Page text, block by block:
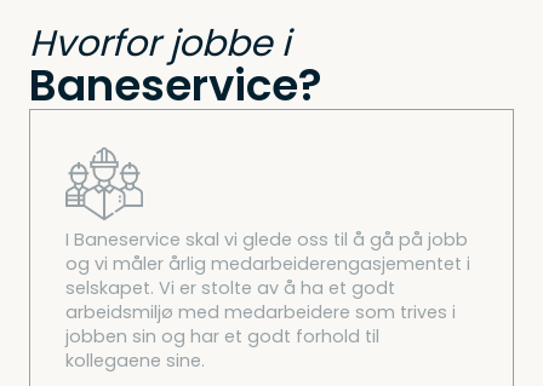
Hvorfor jobbe i
Baneservice?
I Baneservice skal vi glede oss til å gå på jobb
og vi måler årlig medarbeiderengasjementet i
selskapet. Vi er stolte av å ha et godt
arbeidsmiljø med medarbeidere som trives i
jobben sin og har et godt forhold til
kollegaene sine.